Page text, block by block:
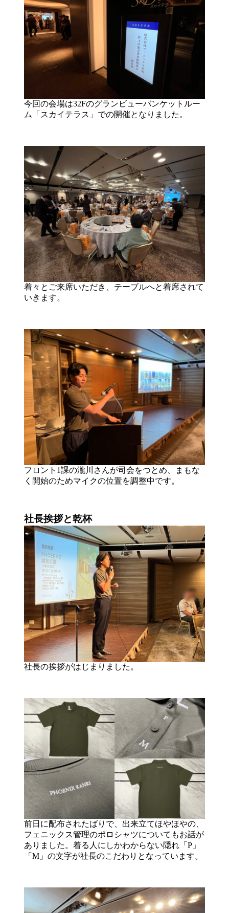
今回の会場は32Fのグランビューバンケットルー
ム「スカイテラス」での開催となりました。
着々とご来席いただき、テーブルへと着席されて
いきます。
フロント1課の瀧川さんが司会をつとめ、まもな
く開始のためマイクの位置を調整中です。
社長挨拶と乾杯
社長の挨拶がはじまりました。
前日に配布されたばりで、出来立てほやほやの、
フェニックス管理のポロシャツについてもお話が
ありました。着る人にしかわからない隠れ「P」
「M」の文字が社長のこだわりとなっています。